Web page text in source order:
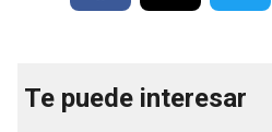
Te puede interesar